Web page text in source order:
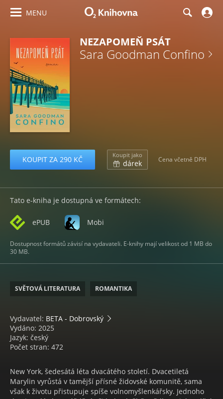
MENU
NEZAPOMEŇ PSÁT
Sara Goodman Confino
KOUPIT ZA 290 KČ Koupit jako
dárek Cena včetně DPH
Tato e-kniha je dostupná ve formátech:
ePUB Mobi
Dostupnost formátů závisí na vydavateli. E-knihy mají velikost od 1 MB do
30 MB.
SVĚTOVÁ LITERATURA ROMANTIKA
Vydavatel: BETA - Dobrovský
Vydáno: 2025
Jazyk: český
Počet stran: 472
New York, šedesátá léta dvacátého století. Dvacetiletá
Marylin vyrůstá v tamější přísné židovské komunitě, sama
však k životu přistupuje spíše volnomyšlenkářsky. Jednoho